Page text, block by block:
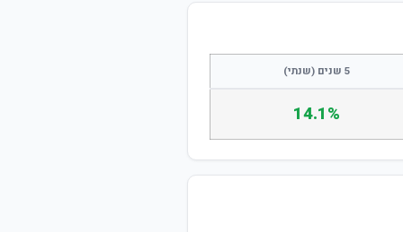
5 שנים (שנתי)
14.1%